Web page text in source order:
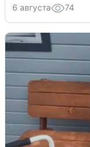
6 августа 74